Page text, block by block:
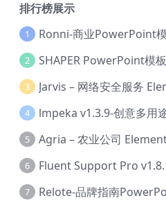
排行榜展示
1 Ronni-商业PowerPoint模
2 SHAPER PowerPoint模
3
4
5
6
7 Relote-品牌指南